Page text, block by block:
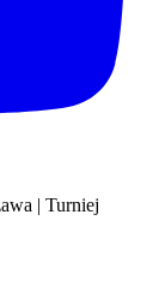
| Turniej